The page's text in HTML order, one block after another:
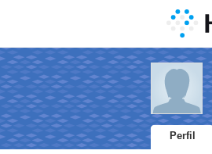
Perfil